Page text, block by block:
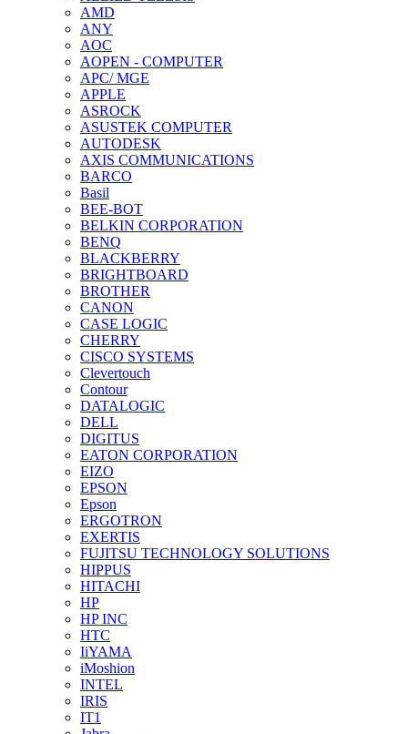
AMD
ANY
AOC
AOPEN - COMPUTER
APC/ MGE
APPLE
ASROCK
ASUSTEK COMPUTER
AUTODESK
AXIS COMMUNICATIONS
BARCO
Basil
BEE-BOT
BELKIN CORPORATION
BENQ
BLACKBERRY
BRIGHTBOARD
BROTHER
CANON
CASE LOGIC
CHERRY
CISCO SYSTEMS
Clevertouch
Contour
DATALOGIC
DELL
DIGITUS
EATON CORPORATION
EIZO
EPSON
Epson
ERGOTRON
EXERTIS
FUJITSU TECHNOLOGY SOLUTIONS
HIPPUS
HITACHI
HP
HP INC
HTC
IiYAMA
iMoshion
INTEL
IRIS
IT1